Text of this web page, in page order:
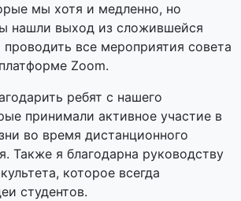
мы хотя и медленно, но
нашли выход из сложившейся
все мероприятия совета
Zoom.
ребят с нашего
принимали активное участие в
во время дистанционного
Также я благодарна руководству
которое всегда
студентов.